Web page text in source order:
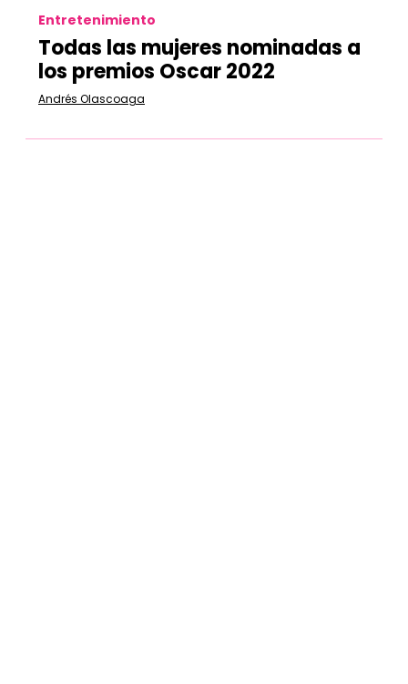
Entretenimiento
Todas las mujeres nominadas a
los premios Oscar 2022
Andrés Olascoaga